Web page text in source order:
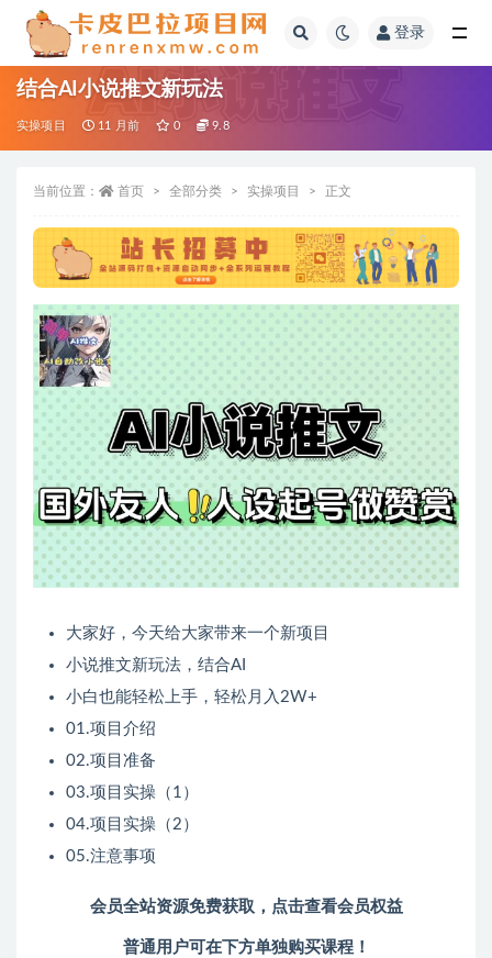
登录
结合AI小说推文新玩法
实操项目 11 月前 0 9.8
当前位置： 首页 全部分类 实操项目 正文
大家好，今天给大家带来一个新项目
小说推文新玩法，结合AI
小白也能轻松上手，轻松月入2W+
01.项目介绍
02.项目准备
03.项目实操（1）
04.项目实操（2）
05.注意事项
会员全站资源免费获取， 点击查看会员权益
普通用户可在下方单独购买课程！
全部